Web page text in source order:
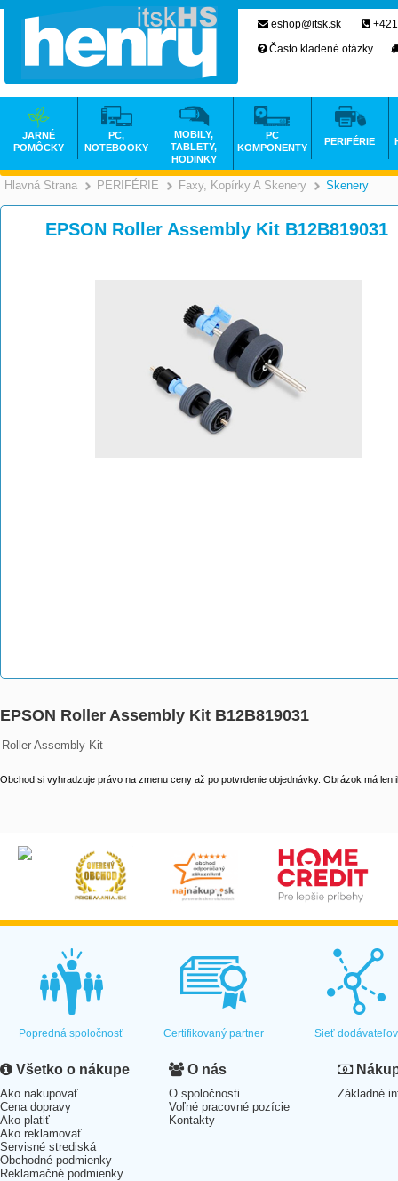
Hlavná Strana >
PERIFÉRIE >
Faxy, Kopírky A Skenery Skenery
EPSON Roller Assembly Kit B12B819031
EPSON Roller Assembly Kit B12B819031
Roller Assembly Kit
Obchod si vyhradzuje právo na zmenu ceny až po potvrdenie objednávky. Obrázok má len
eshop@itsk.sk
Často kladené otázky
JARNÉ
POMÔCKY
PC,
NOTEBOOKY
MOBILY,
TABLETY,
HODINKY
PC
KOMPONENTY
PERIFÉRIE
Popredná spoločnosť Certifikovaný partner Sieť dodávateľov
Všetko o nákupe
Ako nakupovať
Cena dopravy
Ako platiť
Ako reklamovať
Servisné strediská
Obchodné podmienky
Reklamačné podmienky
O nás
O spoločnosti
Voľné pracovné pozície
Kontakty
Základné